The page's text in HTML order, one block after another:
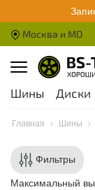
Москва и МО
Шины Диски
Главная Шины
Фильтры
Максимальный